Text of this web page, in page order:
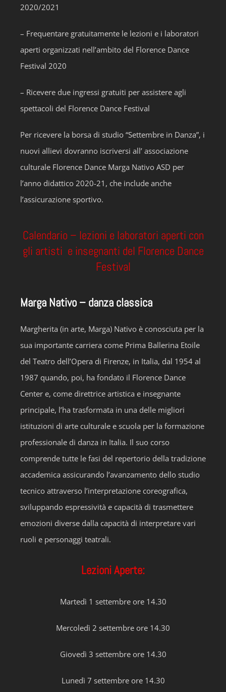
2020/2021
– Frequentare gratuitamente le lezioni e i laboratori
aperti organizzati nell’ambito del Florence Dance
Festival 2020
– Ricevere due ingressi gratuiti per assistere agli
spettacoli del Florence Dance Festival
Per ricevere la borsa di studio “Settembre in Danza”, i
nuovi allievi dovranno iscriversi all’ associazione
culturale Florence Dance Marga Nativo ASD per
l’anno didattico 2020-21, che include anche
l’assicurazione sportivo.
Calendario – lezioni e laboratori aperti con
gli artisti e insegnanti del Florence Dance
Festival
Marga Nativo – danza classica
Margherita (in arte, Marga) Nativo è conosciuta per la
sua importante carriera come Prima Ballerina Etoile
del Teatro dell’Opera di Firenze, in Italia, dal 1954 al
1987 quando, poi, ha fondato il Florence Dance
Center e, come direttrice artistica e insegnante
principale, l’ha trasformata in una delle migliori
istituzioni di arte culturale e scuola per la formazione
professionale di danza in Italia. Il suo corso
comprende tutte le fasi del repertorio della tradizione
accademica assicurando l’avanzamento dello studio
tecnico attraverso l’interpretazione coreografica,
sviluppando espressività e capacità di trasmettere
emozioni diverse dalla capacità di interpretare vari
ruoli e personaggi teatrali.
Lezioni Aperte:
Martedì 1 settembre ore 14.30
Mercoledì 2 settembre ore 14.30
Giovedì 3 settembre ore 14.30
Lunedì 7 settembre ore 14.30